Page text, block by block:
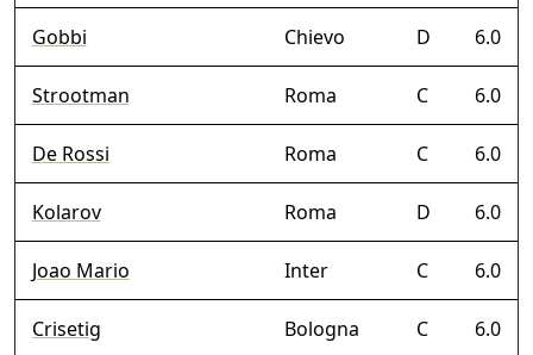
Gobbi Chievo D 6.0
Strootman Roma C 6.0
De Rossi Roma C 6.0
Kolarov Roma D 6.0
Joao Mario Inter C 6.0
Crisetig Bologna C 6.0